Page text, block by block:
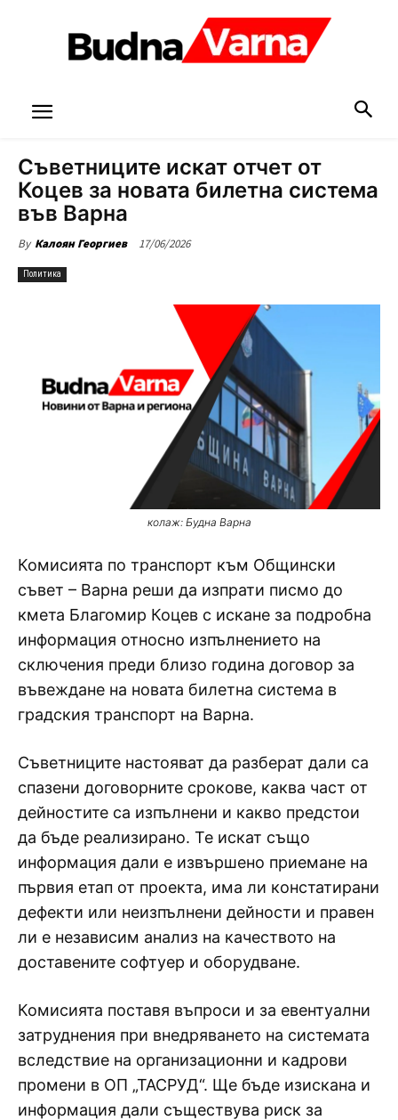
Съветниците искат отчет от
Коцев за новата билетна система
във Варна
By Калоян Георгиев 17/06/2026
Политика
колаж: Будна Варна
Комисията по транспорт към Общински
съвет – Варна реши да изпрати писмо до
кмета Благомир Коцев с искане за подробна
информация относно изпълнението на
сключения преди близо година договор за
въвеждане на новата билетна система в
градския транспорт на Варна.
Съветниците настояват да разберат дали са
спазени договорните срокове, каква част от
дейностите са изпълнени и какво предстои
да бъде реализирано. Те искат също
информация дали е извършено приемане на
първия етап от проекта, има ли констатирани
дефекти или неизпълнени дейности и правен
ли е независим анализ на качеството на
доставените софтуер и оборудване.
Комисията поставя въпроси и за евентуални
затруднения при внедряването на системата
вследствие на организационни и кадрови
промени в ОП „ТАСРУД“. Ще бъде изискана и
информация дали съществува риск за